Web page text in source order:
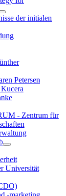
der initialen
Petersen
- Zentrum für
Universität